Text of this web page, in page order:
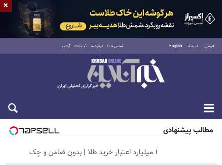
فارسی العربية English تماس با ما درباره ما تبلیغات آرشیو
پنجشنبه ۱۵ مرداد ۱۴۰۵
مطالب پیشنهادی
۱ میلیارد اعتبار خرید طلا | بدون ضامن و چک
×